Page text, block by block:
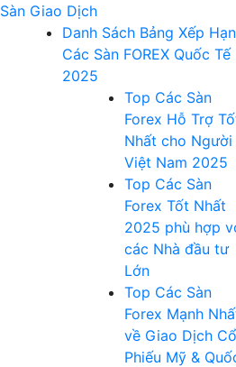
Sàn Giao Dịch
Danh Sách Bảng Xếp
Các Sàn FOREX Quốc Tế
2025
Top Các Sàn
Forex Hỗ Trợ
Nhất cho Người
Việt Nam 2025
Top Các Sàn
Forex Tốt Nhất
2025 phù hợp
các Nhà đầu tư
Lớn
Top Các Sàn
Forex Mạnh
về Giao Dịch Cổ
Phiếu Mỹ &